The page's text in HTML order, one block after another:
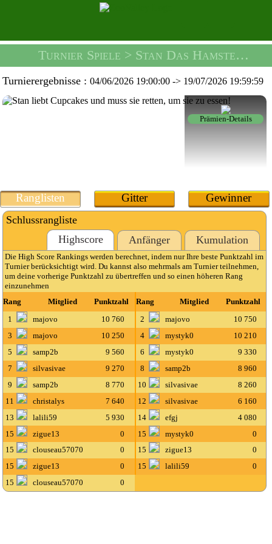
Turnier Spiele > Stan Das Hamster-Turnier -
Turnierergebnisse :04/06/2026 19:00:00 -> 19/07/2026 19:59:59
Prämien-Details
Ranglisten Gitter Gewinner
Schlussrangliste
Highscore
Anfänger Kumulation
Die High Score Rankings werden berechnet, indem nur Ihre beste Punktzahl im
Turnier berücksichtigt wird. Du kannst also mehrmals am Turnier teilnehmen,
um deine vorherige Punktzahl zu übertreffen und so einen höheren Rang
einzunehmen
Rang
Mitglied Punktzahl Rang Mitglied
Punktzahl
1
majovo 10 760 2 majovo
10 750
3
majovo 10 250 4 mystyk0
10 210
5
samp2b 9 560 6 mystyk0
9 330
7
silvasivae 9 270 8 samp2b
8 960
9
samp2b 8 770 10 silvasivae
8 260
11
christalys 7 640 12 silvasivae
6 160
13
lalili59 5 930 14 efgj
4 080
15
zigue13 0 15 mystyk0
0
15
clouseau57070 0 15 zigue13
0
15
zigue13 0 15 lalili59
0
15
clouseau57070 0